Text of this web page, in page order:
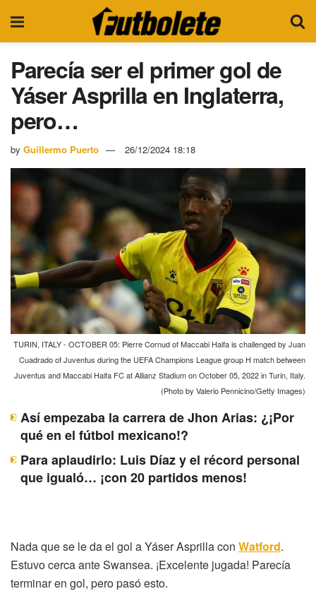
Parecía ser el primer gol de
Yáser Asprilla en Inglaterra,
pero…
by Guillermo Puerto 26/12/2024 18:18
TURIN, ITALY - OCTOBER 05: Pierre Cornud of Maccabi Haifa is challenged by Juan
Cuadrado of Juventus during the UEFA Champions League group H match between
Juventus and Maccabi Haifa FC at Allianz Stadium on October 05, 2022 in Turin, Italy.
(Photo by Valerio Pennicino/Getty Images)
Así empezaba la carrera de Jhon Arias: ¿¡Por
qué en el fútbol mexicano!?
Para aplaudirlo: Luis Díaz y el récord personal
que igualó… ¡con 20 partidos menos!
Nada que se le da el gol a Yáser Asprilla con Watford.
Estuvo cerca ante Swansea. ¡Excelente jugada! Parecía
terminar en gol, pero pasó esto.